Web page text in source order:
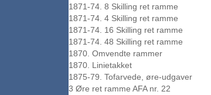
1871-74. 8 Skilling ret ramme
1871-74. 4 Skilling ret ramme
1871-74. 16 Skilling ret ramme
1871-74. 48 Skilling ret ramme
1870. Omvendte rammer
1870. Linietakket
1875-79. Tofarvede, øre-udgaver
3 Øre ret ramme AFA nr. 22